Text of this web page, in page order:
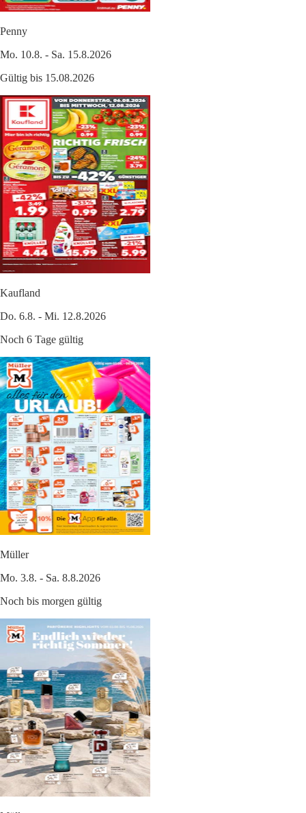
Penny
Mo. 10.8. - Sa. 15.8.2026
Gültig bis 15.08.2026
Kaufland
Do. 6.8. - Mi. 12.8.2026
Noch 6 Tage gültig
Müller
Mo. 3.8. - Sa. 8.8.2026
Noch bis morgen gültig